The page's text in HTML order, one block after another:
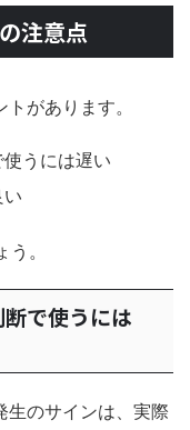
注意点
があります。
うには遅い
。
で使うには
生のサインは、実際